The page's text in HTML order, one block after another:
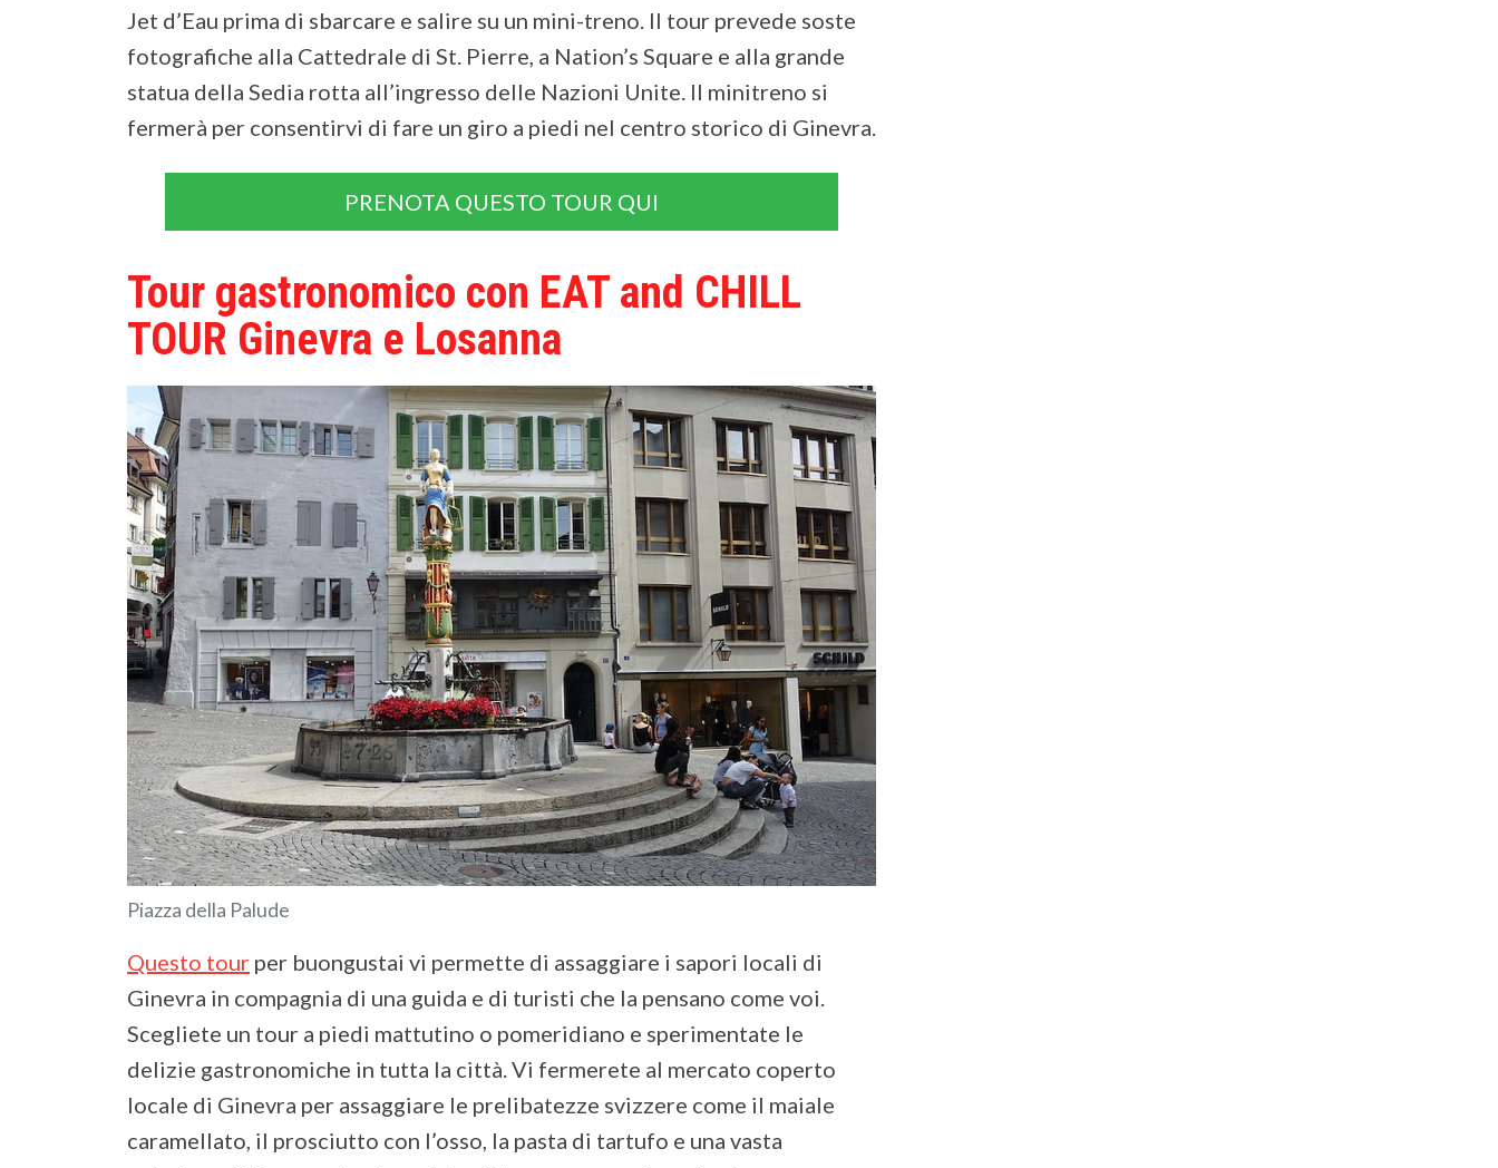
Jet d’Eau prima di sbarcare e salire su un mini-treno. Il tour prevede soste
fotografiche alla Cattedrale di St. Pierre, a Nation’s Square e alla grande
statua della Sedia rotta all’ingresso delle Nazioni Unite. Il minitreno si
fermerà per consentirvi di fare un giro a piedi nel centro storico di Ginevra.
PRENOTA QUESTO TOUR QUI
Tour gastronomico con EAT and CHILL
TOUR Ginevra e Losanna
Piazza della Palude
Questo tour per buongustai vi permette di assaggiare i sapori locali di
Ginevra in compagnia di una guida e di turisti che la pensano come voi.
Scegliete un tour a piedi mattutino o pomeridiano e sperimentate le
delizie gastronomiche in tutta la città. Vi fermerete al mercato coperto
locale di Ginevra per assaggiare le prelibatezze svizzere come il maiale
caramellato, il prosciutto con l’osso, la pasta di tartufo e una vasta